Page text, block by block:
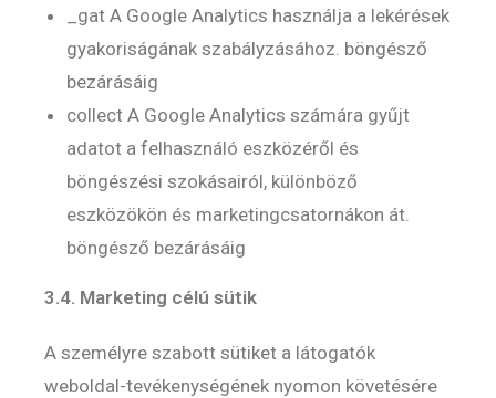
_gat A Google Analytics használja a lekérések
gyakoriságának szabályzásához. böngésző
bezárásáig
collect A Google Analytics számára gyűjt
adatot a felhasználó eszközéről és
böngészési szokásairól, különböző
eszközökön és marketingcsatornákon át.
böngésző bezárásáig
3.4. Marketing célú sütik
A személyre szabott sütiket a látogatók
weboldal-tevékenységének nyomon követésére